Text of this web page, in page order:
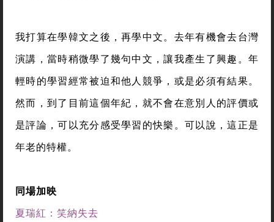
我打算在學韓文之後，再學中文。去年有機會去台灣
演講，當時稍微學了幾句中文，讓我產生了興趣。年
輕時的學習經常被迫和他人競爭，或是必須有結果。
然而，到了目前這個年紀，就不會在意別人的評價或
是評論，可以充分感受學習的快樂。可以說，這正是
年老的特權。
同場加映
夏瑞紅：笑納失去